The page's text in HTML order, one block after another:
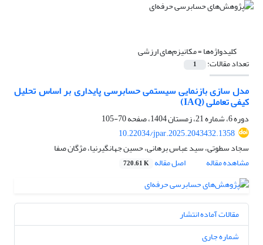
کلیدواژه‌ها =مکانیزم‌های ارزشی
تعداد مقالات: 1
مدل سازی بازنمایی سیستمی حسابرسی پایداری بر اساس تحلیل
کیفی تعاملی (IAQ)
دوره 6، شماره 21، زمستان 1404، صفحه
70-105
10.22034/jpar.2025.2043432.1358
سجاد سطوتی، سید عباس برهانی، حسین جهانگیرنیا، مژگان صفا
مشاهده مقاله
اصل مقاله 720.61 K
مقالات آماده انتشار
شماره جاری